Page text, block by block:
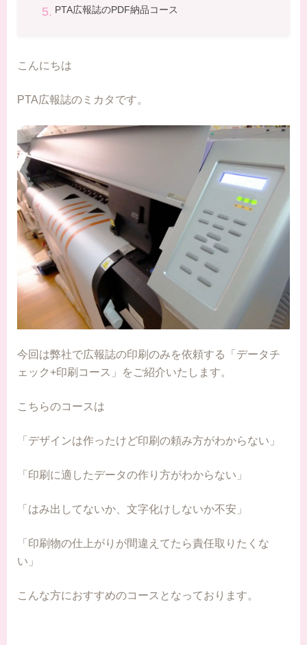
PTA広報誌のPDF納品コース
こんにちは
PTA広報誌のミカタです。
今回は弊社で広報誌の印刷のみを依頼する「データチ
ェック+印刷コース」をご紹介いたします。
こちらのコースは
「デザインは作ったけど印刷の頼み方がわからない」
「印刷に適したデータの作り方がわからない」
「はみ出してないか、文字化けしないか不安」
「印刷物の仕上がりが間違えてたら責任取りたくな
い」
こんな方におすすめのコースとなっております。